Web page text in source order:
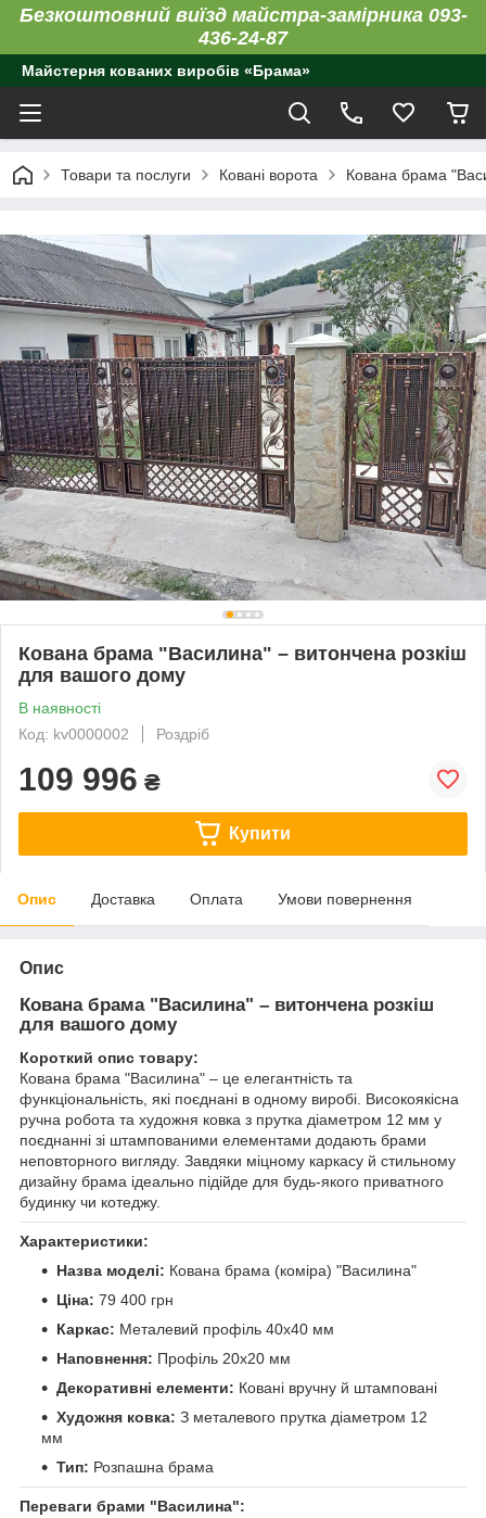
Безкоштовний виїзд майстра-замірника 093-
436-24-87
Майстерня кованих виробів «Брама»
Товари та послуги Ковані ворота Кована брама
Кована брама "Василина" – витончена розкіш
для вашого дому
В наявності
Код: kv0000002
Роздріб
109 996 ₴
Купити
Опис Доставка Оплата Умови повернення
Опис
Кована брама "Василина" – витончена розкіш
для вашого дому
Короткий опис товару:
Кована брама "Василина" – це елегантність та
функціональність, які поєднані в одному виробі. Високоякісна
ручна робота та художня ковка з прутка діаметром 12 мм у
поєднанні зі штампованими елементами додають брами
неповторного вигляду. Завдяки міцному каркасу й стильному
дизайну брама ідеально підійде для будь-якого приватного
будинку чи котеджу.
Характеристики:
Назва моделі: Кована брама (коміра) "Василина"
Ціна: 79 400 грн
Каркас: Металевий профіль 40х40 мм
Наповнення: Профіль 20х20 мм
Декоративні елементи: Ковані вручну й штамповані
Художня ковка: З металевого прутка діаметром 12
мм
Тип: Розпашна брама
Переваги брами "Василина":